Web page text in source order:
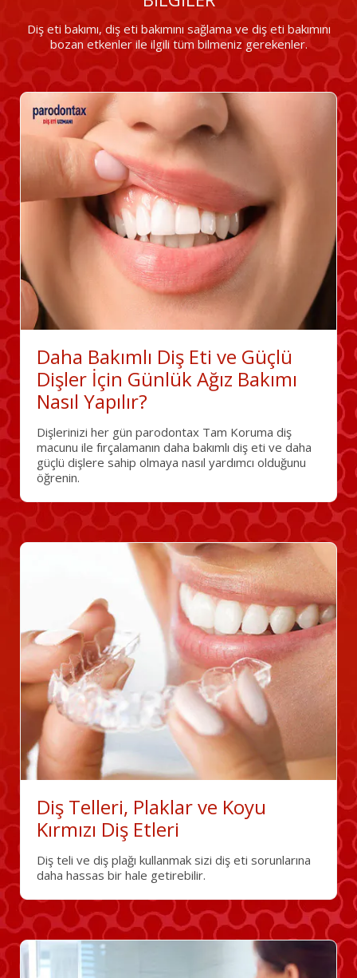
Diş eti bakımı, diş eti bakımını sağlama ve diş eti bakımını
bozan etkenler ile ilgili tüm bilmeniz gerekenler.
Daha Bakımlı Diş Eti ve Güçlü
Dişler İçin Günlük Ağız Bakımı
Nasıl Yapılır?
Dişlerinizi her gün parodontax Tam Koruma diş
macunu ile fırçalamanın daha bakımlı diş eti ve daha
güçlü dişlere sahip olmaya nasıl yardımcı olduğunu
öğrenin.
Diş Telleri, Plaklar ve Koyu
Kırmızı Diş Etleri
Diş teli ve diş plağı kullanmak sizi diş eti sorunlarına
daha hassas bir hale getirebilir.